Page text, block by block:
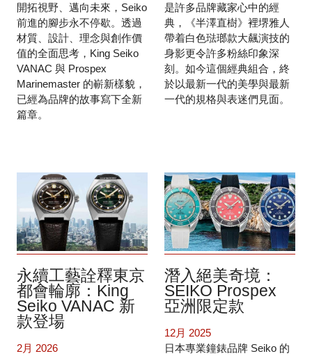
開拓視野、邁向未來，Seiko
前進的腳步永不停歇。透過
材質、設計、理念與創作價
值的全面思考，King Seiko
VANAC 與 Prospex
Marinemaster 的嶄新樣貌，
已經為品牌的故事寫下全新
篇章。
是許多品牌藏家心中的經
典，《半澤直樹》裡堺雅人
帶着白色琺瑯款大飆演技的
身影更令許多粉絲印象深
刻。如今這個經典組合，終
於以最新一代的美學與最新
一代的規格與表迷們見面。
永續工藝詮釋東京
都會輪廓：King
Seiko VANAC 新
款登場
2月 2026
潛入絕美奇境：
SEIKO Prospex
亞洲限定款
12月 2025
日本專業鐘錶品牌 Seiko 的